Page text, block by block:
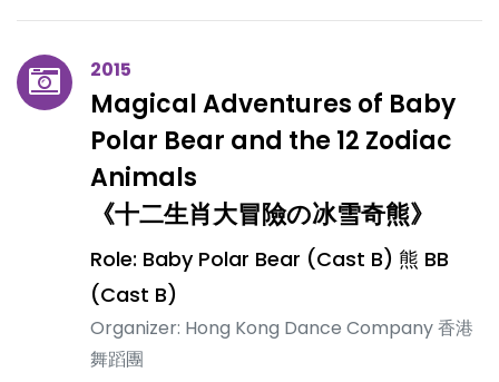
2015
Magical Adventures of Baby
Polar Bear and the 12 Zodiac
Animals
《十二生肖大冒險の冰雪奇熊》
Role: Baby Polar Bear (Cast B) 熊 BB
(Cast B)
Organizer: Hong Kong Dance Company 香港
舞蹈團